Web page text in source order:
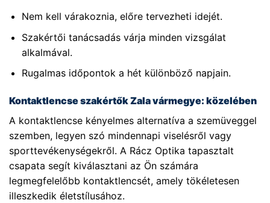
Nem kell várakoznia, előre tervezheti idejét.
Szakértői tanácsadás várja minden vizsgálat
alkalmával.
Rugalmas időpontok a hét különböző napjain.
Kontaktlencse szakértők Zala vármegye: közelében
A kontaktlencse kényelmes alternatíva a szemüveggel
szemben, legyen szó mindennapi viselésről vagy
sporttevékenységekről. A Rácz Optika tapasztalt
csapata segít kiválasztani az Ön számára
legmegfelelőbb kontaktlencsét, amely tökéletesen
illeszkedik életstílusához.